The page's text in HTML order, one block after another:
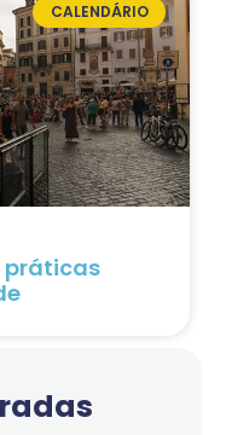
CALENDÁRIO
práticas